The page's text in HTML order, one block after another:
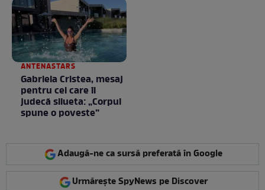
ANTENASTARS
Gabriela Cristea, mesaj
pentru cei care îi
judecă silueta: „Corpul
spune o poveste”
Adaugă-ne ca sursă preferată în Google
Urmărește SpyNews pe Discover